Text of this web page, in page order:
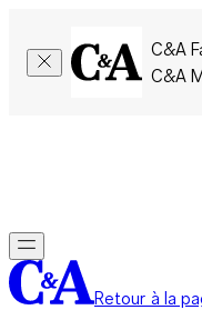
C&A
C&A
Retour à la